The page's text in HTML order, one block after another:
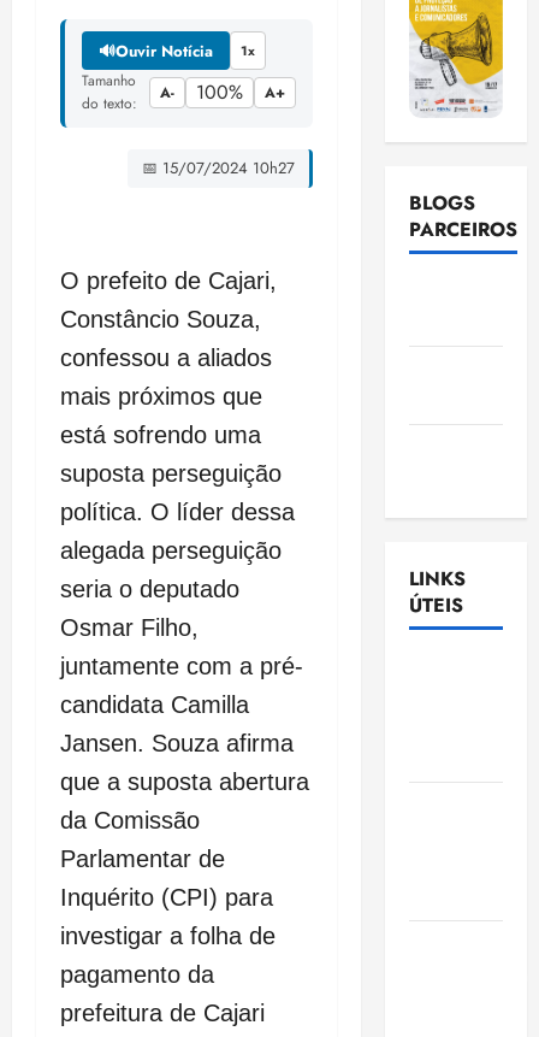
🔊Ouvir Notícia 1x
Tamanho
do texto:
A- 100% A+
📅 15/07/2024 10h27
O prefeito de Cajari,
Constâncio Souza,
confessou a aliados
mais próximos que
está sofrendo uma
suposta perseguição
política. O líder dessa
alegada perseguição
seria o deputado
Osmar Filho,
juntamente com a pré-
candidata Camilla
Jansen. Souza afirma
que a suposta abertura
da Comissão
Parlamentar de
Inquérito (CPI) para
investigar a folha de
pagamento da
prefeitura de Cajari
BLOGS
PARCEIROS
LINKS
ÚTEIS